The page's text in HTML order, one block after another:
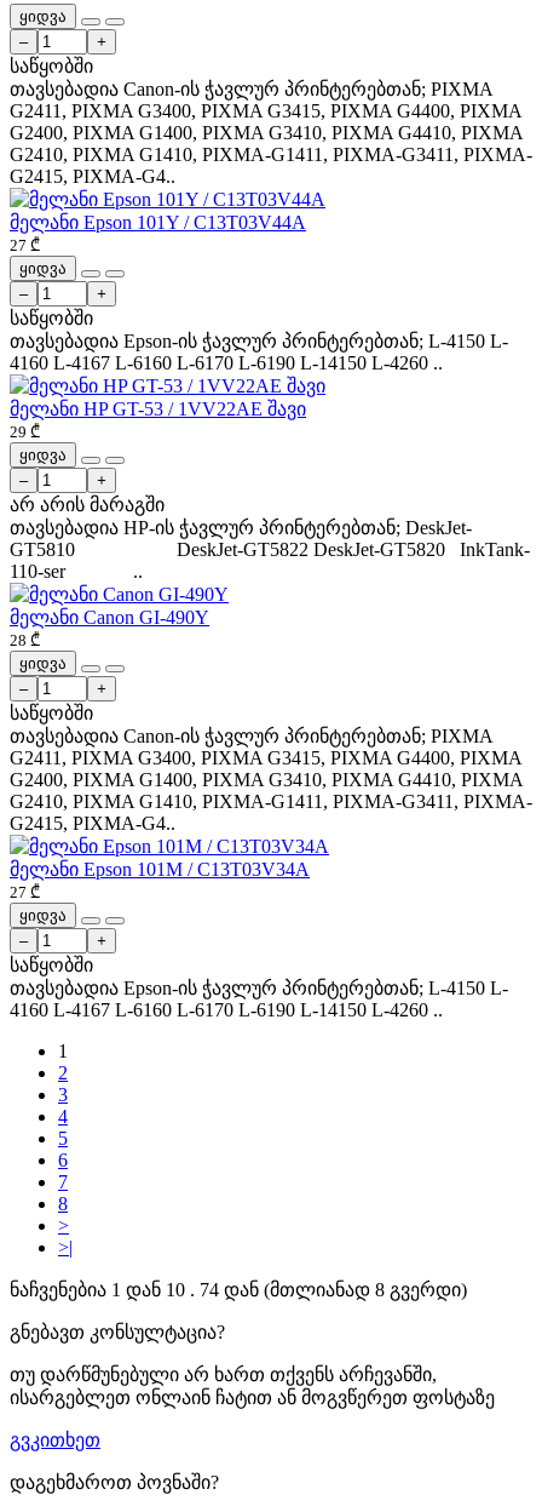
ყიდვა
–
+
საწყობში
თავსებადია Canon-ის ჭავლურ პრინტერებთან; PIXMA
G2411, PIXMA G3400, PIXMA G3415, PIXMA G4400, PIXMA
G2400, PIXMA G1400, PIXMA G3410, PIXMA G4410, PIXMA
G2410, PIXMA G1410, PIXMA-G1411, PIXMA-G3411, PIXMA-
G2415, PIXMA-G4..
მელანი Epson 101Y / C13T03V44A
27 ₾
ყიდვა
–
+
საწყობში
თავსებადია Epson-ის ჭავლურ პრინტერებთან; L-4150 L-
4160 L-4167 L-6160 L-6170 L-6190 L-14150 L-4260 ..
მელანი HP GT-53 / 1VV22AE შავი
29 ₾
ყიდვა
–
+
არ არის მარაგში
თავსებადია HP-ის ჭავლურ პრინტერებთან; DeskJet-
GT5810 DeskJet-GT5822 DeskJet-GT5820 InkTank-
110-ser ..
მელანი Canon GI-490Y
28 ₾
ყიდვა
–
+
საწყობში
თავსებადია Canon-ის ჭავლურ პრინტერებთან; PIXMA
G2411, PIXMA G3400, PIXMA G3415, PIXMA G4400, PIXMA
G2400, PIXMA G1400, PIXMA G3410, PIXMA G4410, PIXMA
G2410, PIXMA G1410, PIXMA-G1411, PIXMA-G3411, PIXMA-
G2415, PIXMA-G4..
მელანი Epson 101M / C13T03V34A
27 ₾
ყიდვა
–
+
საწყობში
თავსებადია Epson-ის ჭავლურ პრინტერებთან; L-4150 L-
4160 L-4167 L-6160 L-6170 L-6190 L-14150 L-4260 ..
1
2
3
4
5
6
7
8
>
>|
ნაჩვენებია 1 დან 10 . 74 დან (მთლიანად 8 გვერდი)
გნებავთ კონსულტაცია?
თუ დარწმუნებული არ ხართ თქვენს არჩევანში,
ისარგებლეთ ონლაინ ჩატით ან მოგვწერეთ ფოსტაზე
გვკითხეთ
დაგეხმაროთ პოვნაში?